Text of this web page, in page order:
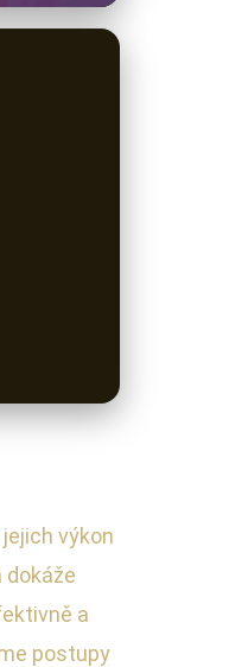
výkon
dokáže
a
postupy